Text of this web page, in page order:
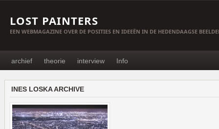
LOST PAINTERS
EEN WEBMAGAZINE OVER DE POSITIES EN IDEEËN IN DE HEDENDAAGSE
archief theorie interview Info
INES LOSKA ARCHIVE